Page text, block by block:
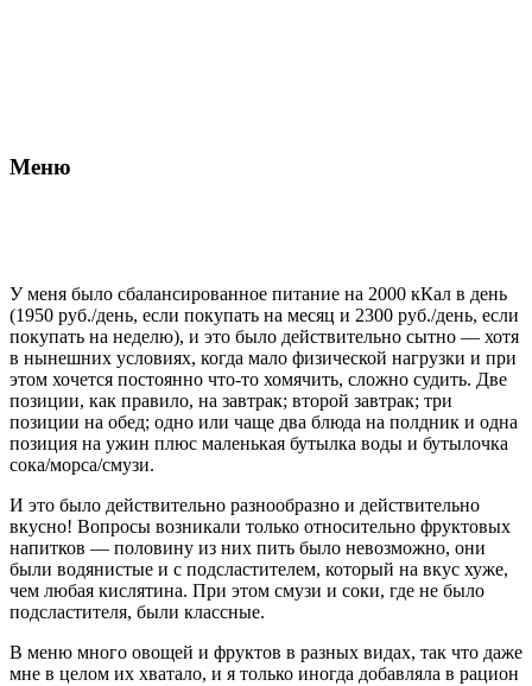
Меню
У меня было сбалансированное питание на 2000 кКал в день
(1950 руб./день, если покупать на месяц и 2300 руб./день, если
покупать на неделю), и это было действительно сытно — хотя
в нынешних условиях, когда мало физической нагрузки и при
этом хочется постоянно что-то хомячить, сложно судить. Две
позиции, как правило, на завтрак; второй завтрак; три
позиции на обед; одно или чаще два блюда на полдник и одна
позиция на ужин плюс маленькая бутылка воды и бутылочка
сока/морса/смузи.
И это было действительно разнообразно и действительно
вкусно! Вопросы возникали только относительно фруктовых
напитков — половину из них пить было невозможно, они
были водянистые и с подсластителем, который на вкус хуже,
чем любая кислятина. При этом смузи и соки, где не было
подсластителя, были классные.
В меню много овощей и фруктов в разных видах, так что даже
мне в целом их хватало, и я только иногда добавляла в рацион